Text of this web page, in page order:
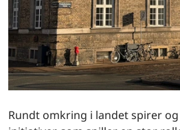
Rundt omkring i landet spirer